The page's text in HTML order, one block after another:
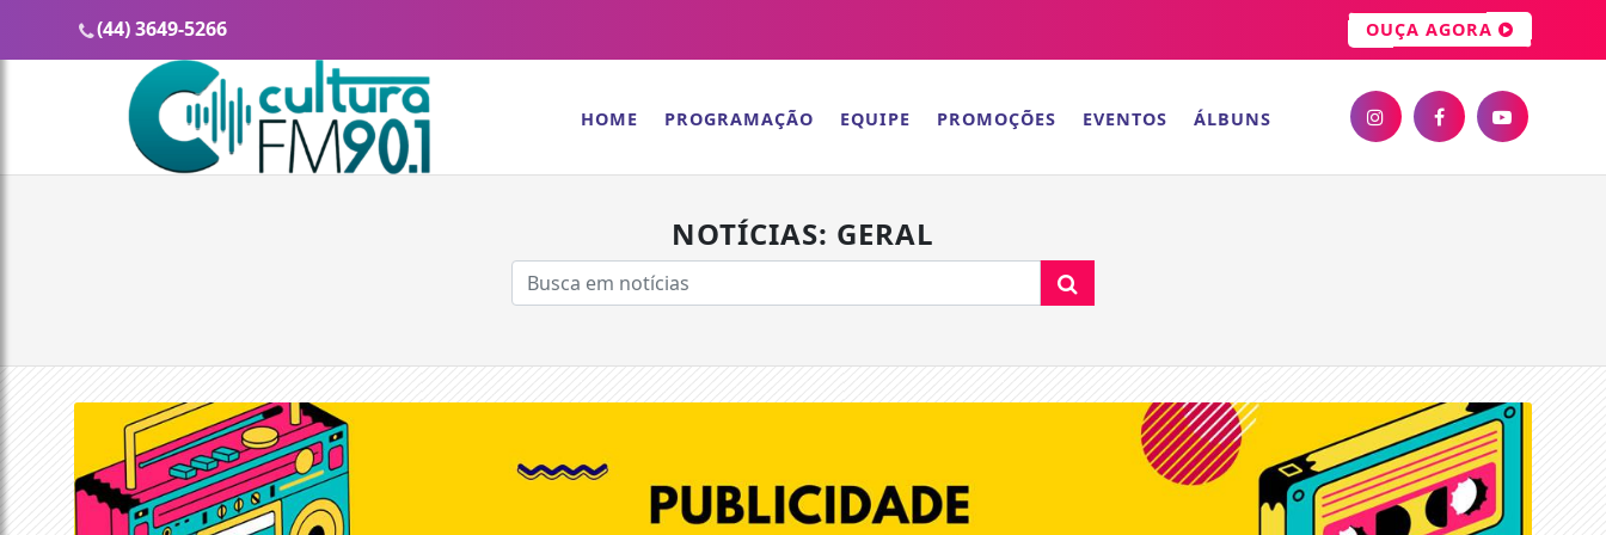
(44) 3649-5266 OUÇA AGORA
HOME PROGRAMAÇÃO EQUIPE PROMOÇÕES EVENTOS ÁLBUNS
NOTÍCIAS: GERAL